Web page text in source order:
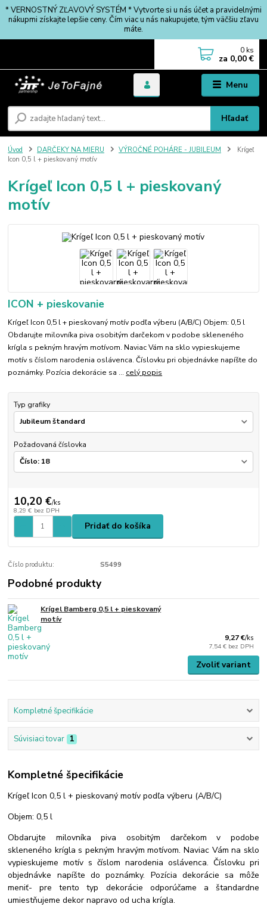
* VERNOSTNÝ ZĽAVOVÝ SYSTÉM * Vytvorte si u nás účet a pravidelnými
nákupmi získajte lepšie ceny. Čím viac u nás nakupujete, tým väčšiu zľavu
máte.
Menu
Hľadať
0 ks
za 0,00 €
Úvod DARČEKY NA MIERU VÝROČNÉ POHÁRE - JUBILEUM
Krígeľ
Icon 0,5 l + pieskovaný motív
Krígeľ Icon 0,5 l + pieskovaný
motív
ICON + pieskovanie
Krígeľ Icon 0,5 l + pieskovaný motív podľa výberu (A/B/C) Objem: 0,5 l
Obdarujte milovníka piva osobitým darčekom v podobe skleneného
krígla s pekným hravým motívom. Naviac Vám na sklo vypieskujeme
motív s číslom narodenia oslávenca. Číslovku pri objednávke napíšte do
poznámky. Pozícia dekorácie sa ... celý popis
Typ grafiky
Požadovaná číslovka
10,20 €/ks
8,29 € bez DPH
Pridať do košíka
Číslo produktu: S5499
Podobné produkty
Krígel Bamberg 0,5 l + pieskovaný
motív
9,27 €/ks
7,54 € bez DPH
Zvoliť variant
Kompletné špecifikácie
Súvisiaci tovar 1
Kompletné špecifikácie
Krígeľ Icon 0,5 l + pieskovaný motív podľa výberu (A/B/C)
Objem: 0,5 l
Obdarujte milovníka piva osobitým darčekom v podobe
skleneného krígla s pekným hravým motívom. Naviac Vám na sklo
vypieskujeme motív s číslom narodenia oslávenca. Číslovku pri
objednávke napíšte do poznámky. Pozícia dekorácie sa môže
meniť- pre tento typ dekorácie odporúčame a štandardne
umiestňujeme dekor napravo od ucha krígla.